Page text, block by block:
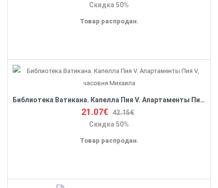
Скидка 50%
Товар распродан.
Библиотека Ватикана. Капелла Пия V. Апартаменты Пия V, часовня Михаила
21.07€ 42.15€
Скидка 50%
Товар распродан.